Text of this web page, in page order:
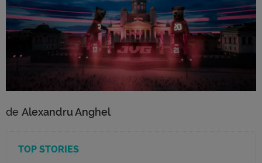
de Alexandru Anghel
TOP STORIES